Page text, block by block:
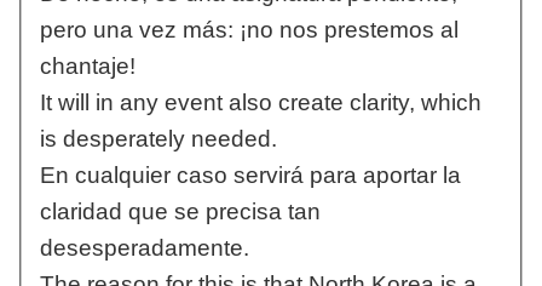
pero una vez más: ¡no nos prestemos al
chantaje!
It will in any event also create clarity, which
is desperately needed.
En cualquier caso servirá para aportar la
claridad que se precisa tan
desesperadamente.